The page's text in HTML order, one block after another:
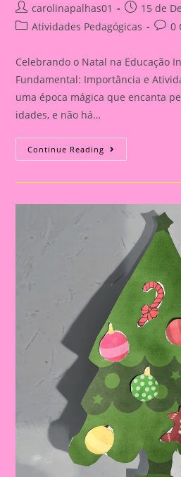
Post
author:
carolinapalhas01
Post
published:
15 de
PostAtividades Pedagógicas
Post0
Celebrando o Natal na Educação
Fundamental: Importância e
uma época mágica que encanta
idades, e não há…
Continue Reading Sugestões
De
Com
Natal
2024